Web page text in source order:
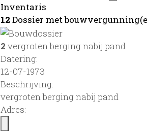
Inventaris
12 Dossier met
2 vergroten berging nabij pand
Datering:
12-07-1973
Beschrijving:
vergroten berging nabij pand
Adres: